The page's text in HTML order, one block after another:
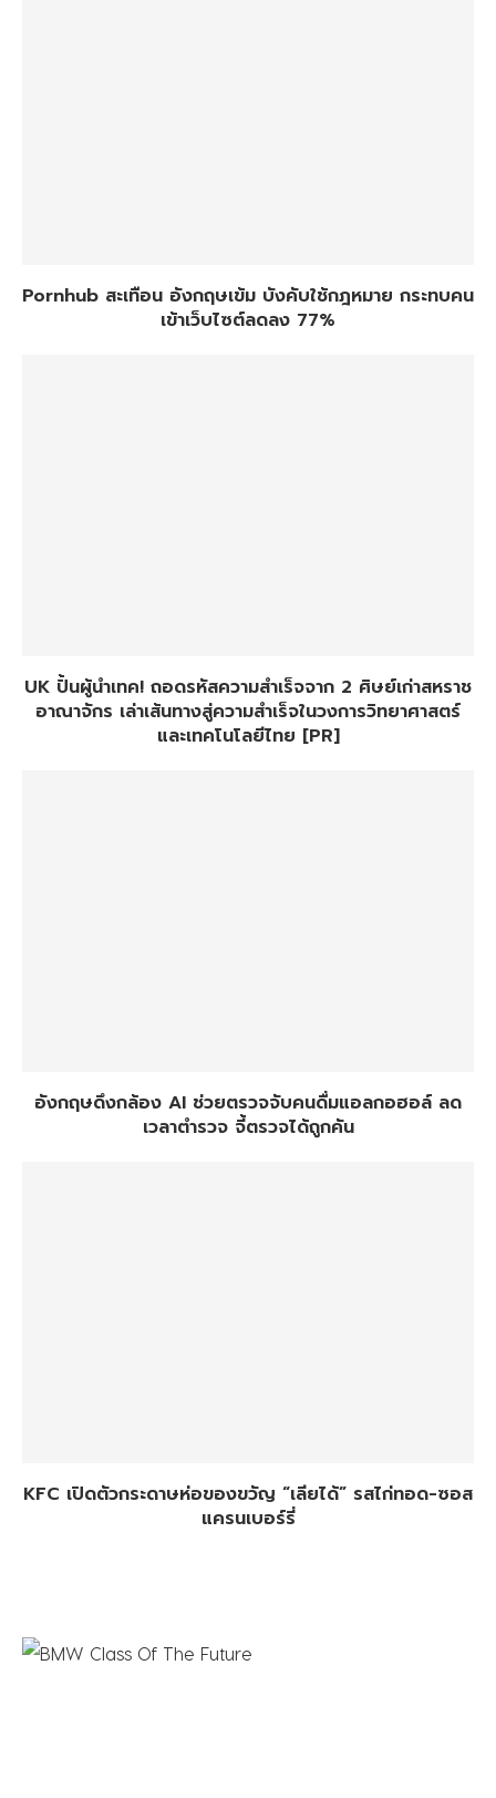
Pornhub สะเทือน อังกฤษเข้ม บังคับใช้กฎหมาย กระทบคน
เข้าเว็บไซต์ลดลง 77%
UK ปั้นผู้นำเทค! ถอดรหัสความสำเร็จจาก 2 ศิษย์เก่าสหราช
อาณาจักร เล่าเส้นทางสู่ความสำเร็จในวงการวิทยาศาสตร์
และเทคโนโลยีไทย [PR]
อังกฤษดึงกล้อง AI ช่วยตรวจจับคนดื่มแอลกอฮอล์ ลด
เวลาตำรวจ จี้ตรวจได้ถูกคัน
KFC เปิดตัวกระดาษห่อของขวัญ “เลียได้” รสไก่ทอด-ซอส
แครนเบอร์รี่